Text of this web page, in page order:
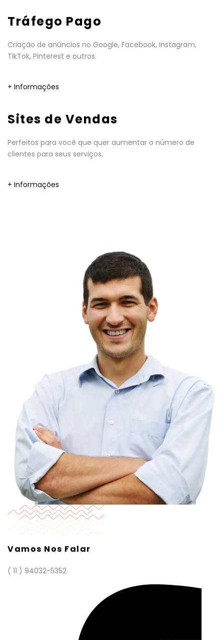
Tráfego Pago
Criação de anúncios no Google, Facebook, Instagram,
TikTok, Pinterest e outros.
+ Informações
Sites de Vendas
Perfeitos para você que quer aumentar o número de
clientes para seus serviços.
+ Informações
Vamos Nos Falar
( 11 ) 94032-5352